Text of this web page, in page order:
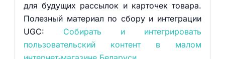
для будущих рассылок и карточек товара.
Полезный материал по сбору и интеграции
UGC: Собирать и интегрировать
пользовательский контент в малом